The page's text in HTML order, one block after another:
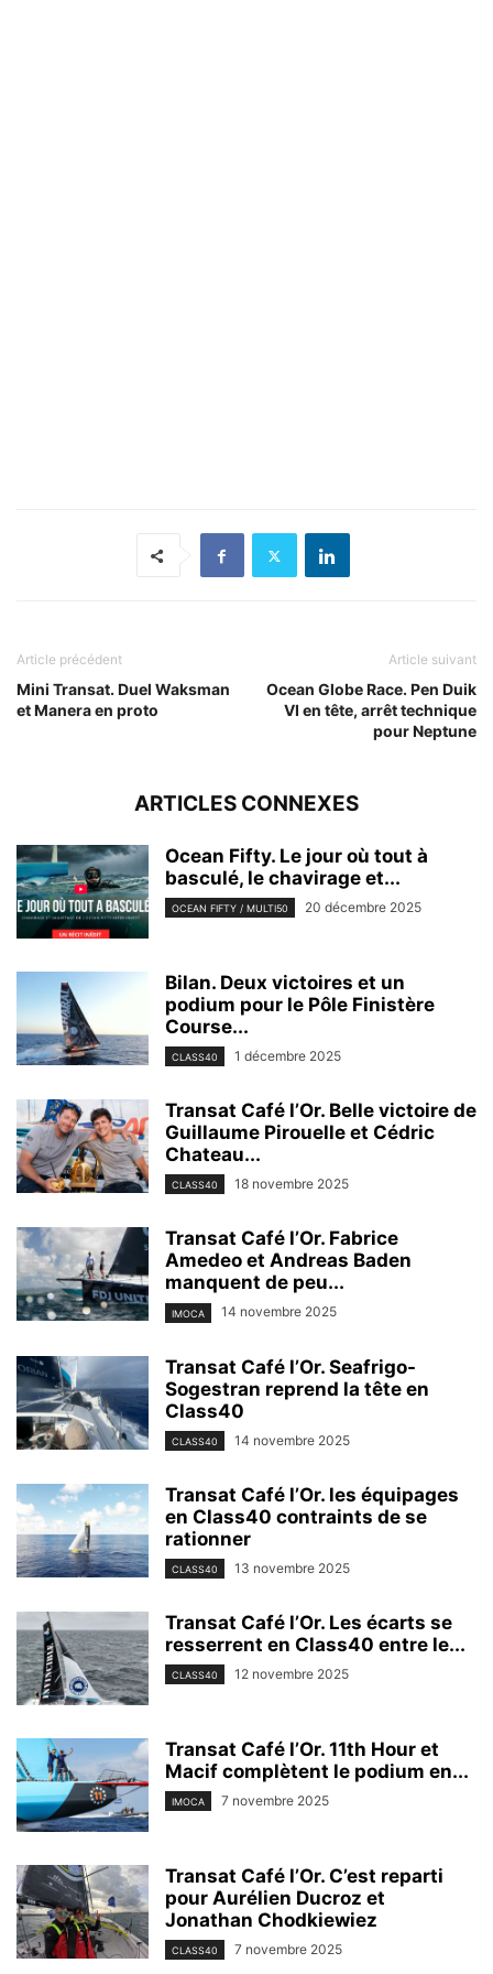
Article précédent
Mini Transat. Duel Waksman
et Manera en proto
Article suivant
Ocean Globe Race. Pen Duik
VI en tête, arrêt technique
pour Neptune
ARTICLES CONNEXES
Ocean Fifty. Le jour où tout à
basculé, le chavirage et...
OCEAN FIFTY / MULTI50 20 décembre 2025
Bilan. Deux victoires et un
podium pour le Pôle Finistère
Course...
CLASS40 1 décembre 2025
Transat Café l’Or. Belle victoire de
Guillaume Pirouelle et Cédric
Chateau...
CLASS40 18 novembre 2025
Transat Café l’Or. Fabrice
Amedeo et Andreas Baden
manquent de peu...
IMOCA 14 novembre 2025
Transat Café l’Or. Seafrigo-
Sogestran reprend la tête en
Class40
CLASS40 14 novembre 2025
Transat Café l’Or. les équipages
en Class40 contraints de se
rationner
CLASS40 13 novembre 2025
Transat Café l’Or. Les écarts se
resserrent en Class40 entre le...
CLASS40 12 novembre 2025
Transat Café l’Or. 11th Hour et
Macif complètent le podium en...
IMOCA 7 novembre 2025
Transat Café l’Or. C’est reparti
pour Aurélien Ducroz et
Jonathan Chodkiewiez
CLASS40 7 novembre 2025